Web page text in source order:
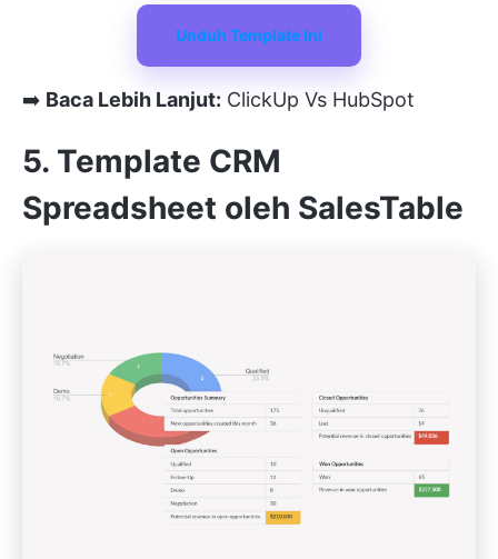
Unduh Template Ini
➡️ Baca Lebih Lanjut: ClickUp Vs HubSpot
5. Template CRM
Spreadsheet oleh SalesTable